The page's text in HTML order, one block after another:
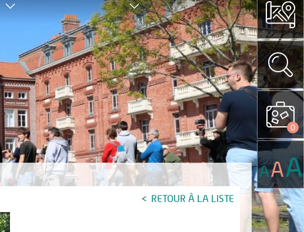
RETOUR À LA LISTE
0
AAA